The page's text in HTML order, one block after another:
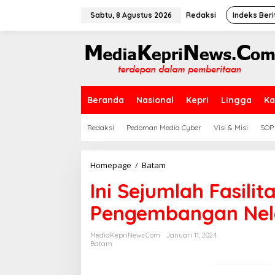
Sabtu, 8 Agustus 2026 Redaksi Indeks
Beranda Nasional Kepri Lingga
Redaksi Pedoman Media Cyber Visi & Misi
Homepage / Batam
i
S
e
j
u
Ini Sejumlah
Pengembangan
MediaKepriNews.com
Januari 11, 2024
Batam